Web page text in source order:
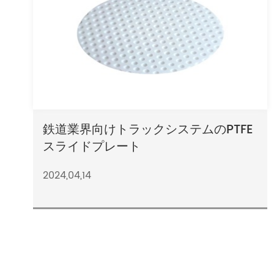
鉄道業界向けトラックシステムのPTFE
スライドプレート
2024,04,14